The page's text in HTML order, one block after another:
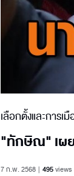
เลือกตั้งและการเมื
"ทักษิณ" เผ
7 ก.พ. 2568 495views